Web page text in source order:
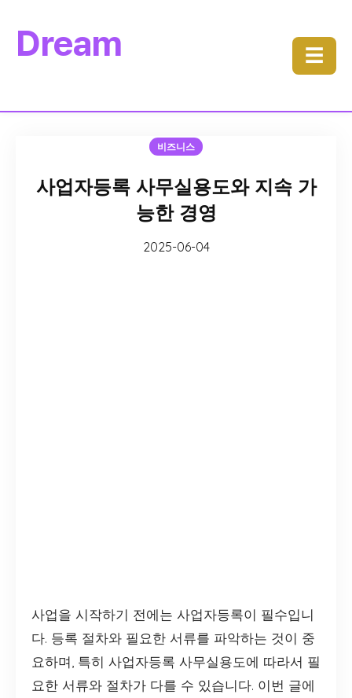
Dream ☰
비즈니스
사업자등록 사무실용도와 지속 가
능한 경영
2025-06-04
사업을 시작하기 전에는 사업자등록이 필수입니
다. 등록 절차와 필요한 서류를 파악하는 것이 중
요하며, 특히 사업자등록 사무실용도에 따라서 필
요한 서류와 절차가 다를 수 있습니다. 이번 글에